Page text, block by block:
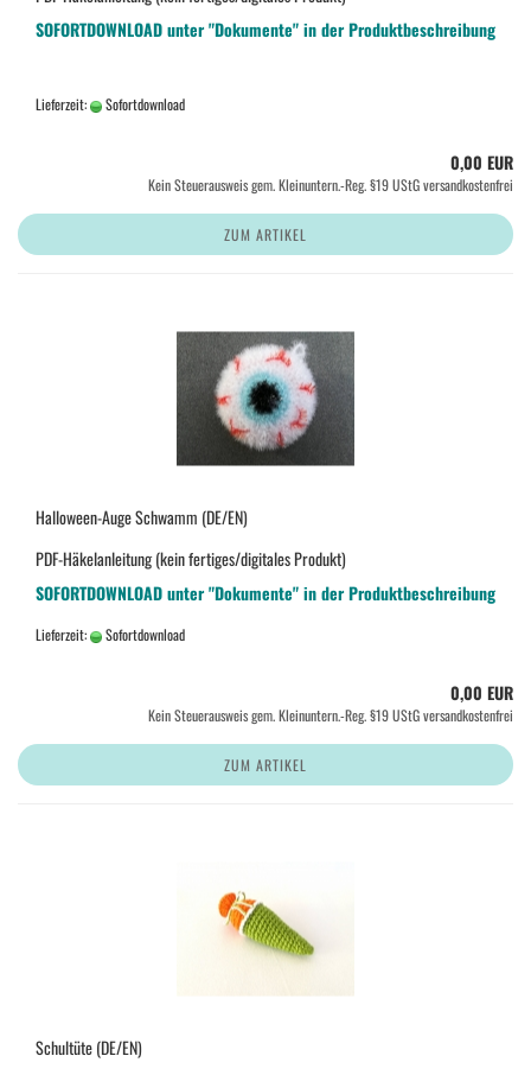
SOFORTDOWNLOAD unter "Dokumente" in der Produktbeschreibung
Lieferzeit: Sofortdownload
0,00 EUR
Kein Steuerausweis gem. Kleinuntern.-Reg. §19 UStG versandkostenfrei
ZUM ARTIKEL
Halloween-Auge Schwamm (DE/EN)
PDF-Häkelanleitung (kein fertiges/digitales Produkt)
SOFORTDOWNLOAD unter "Dokumente" in der Produktbeschreibung
Lieferzeit: Sofortdownload
0,00 EUR
Kein Steuerausweis gem. Kleinuntern.-Reg. §19 UStG versandkostenfrei
ZUM ARTIKEL
Schultüte (DE/EN)